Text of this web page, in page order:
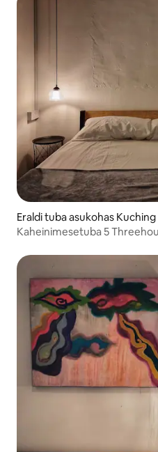
Eraldi tuba asukohas Kuching
Kaheinimesetuba 5